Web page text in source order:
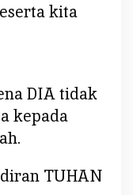
kita
DIA tidak
kepada
TUHAN